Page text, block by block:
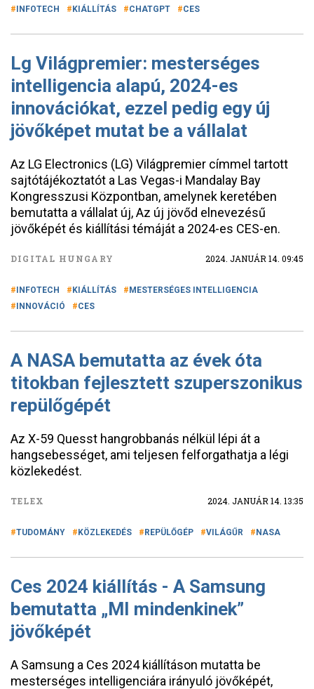
INFOTECH KIÁLLÍTÁS CHATGPT CES
Lg Világpremier: mesterséges
intelligencia alapú, 2024-es
innovációkat, ezzel pedig egy új
jövőképet mutat be a vállalat
Az LG Electronics (LG) Világpremier címmel tartott
sajtótájékoztatót a Las Vegas-i Mandalay Bay
Kongresszusi Központban, amelynek keretében
bemutatta a vállalat új, Az új jövőd elnevezésű
jövőképét és kiállítási témáját a 2024-es CES-en.
DIGITAL HUNGARY 2024. JANUÁR 14. 09:45
INFOTECH KIÁLLÍTÁS
MESTERSÉGES INTELLIGENCIA
INNOVÁCIÓ
CES
A NASA bemutatta az évek óta
titokban fejlesztett szuperszonikus
repülőgépét
Az X-59 Quesst hangrobbanás nélkül lépi át a
hangsebességet, ami teljesen felforgathatja a légi
közlekedést.
TELEX 2024. JANUÁR 14. 13:35
TUDOMÁNY KÖZLEKEDÉS REPÜLŐGÉP VILÁGŰR NASA
Ces 2024 kiállítás - A Samsung
bemutatta „MI mindenkinek”
jövőképét
A Samsung a Ces 2024 kiállításon mutatta be
mesterséges intelligenciára irányuló jövőképét,